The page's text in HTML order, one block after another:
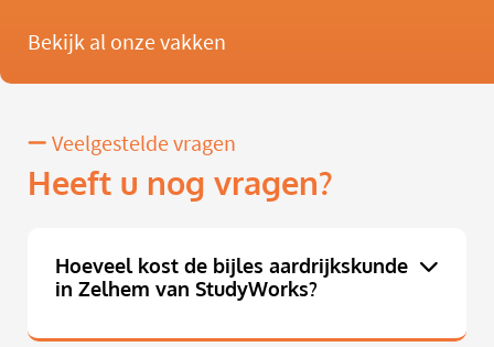
Bekijk al onze vakken
Veelgestelde vragen
Heeft u nog vragen?
Hoeveel kost de bijles aardrijkskunde
in Zelhem van StudyWorks?